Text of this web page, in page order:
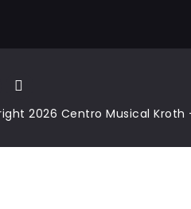
2026 Centro Musical